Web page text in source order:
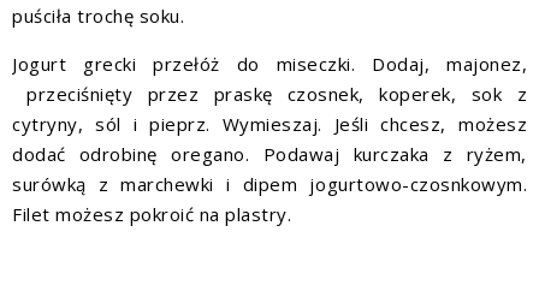
puściła trochę soku.
Jogurt grecki przełóż do miseczki. Dodaj, majonez,
przeciśnięty przez praskę czosnek, koperek, sok z
cytryny, sól i pieprz. Wymieszaj. Jeśli chcesz, możesz
dodać odrobinę oregano. Podawaj kurczaka z ryżem,
surówką z marchewki i dipem jogurtowo-czosnkowym.
Filet możesz pokroić na plastry.